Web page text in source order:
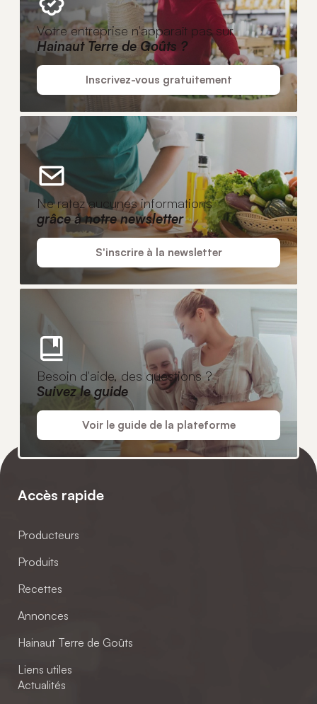
Votre entreprise n'apparaît pas sur
Hainaut Terre de Goûts ?
Inscrivez-vous gratuitement
Ne ratez aucunes informations
grâce à notre newsletter
S'inscrire à la newsletter
Besoin d'aide, des questions ?
Suivez le guide
Voir le guide de la plateforme
Accès rapide
Producteurs
Produits
Recettes
Annonces
Hainaut Terre de Goûts
Liens utiles
Actualités